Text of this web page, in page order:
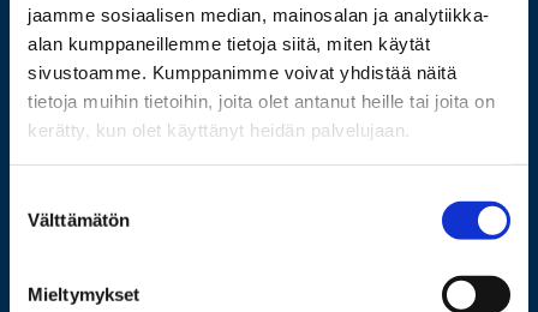
jaamme sosiaalisen median, mainosalan ja analytiikka-
alan kumppaneillemme tietoja siitä, miten käytät
sivustoamme. Kumppanimme voivat yhdistää näitä
tietoja muihin tietoihin, joita olet antanut heille tai joita on
kerätty, kun olet käyttänyt heidän palvelujaan.
valinta
Välttämätön
Mieltymykset
Wolffintie 32
FI-65200 Vaasa PL 700
65101 Vaasa
Lisää yhteystietoja